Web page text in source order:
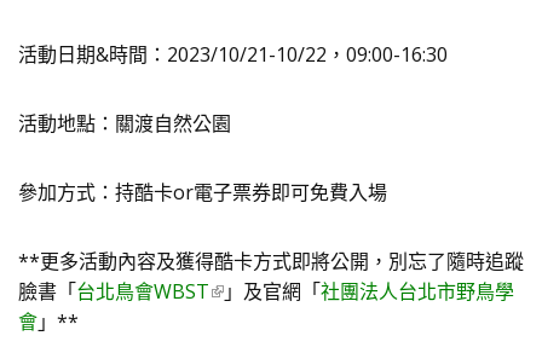
活動日期&時間：2023/10/21-10/22，09:00-16:30
活動地點：關渡自然公園
參加方式：持酷卡or電子票券即可免費入場
**更多活動內容及獲得酷卡方式即將公開，別忘了隨時追蹤
臉書「台北鳥會WBST 」及官網「社團法人台北市野鳥學
會」**